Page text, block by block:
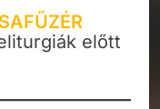
előtt